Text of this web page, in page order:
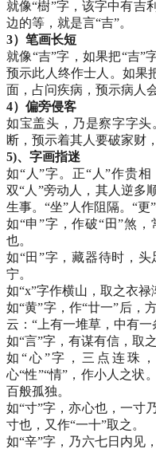
就像“樹”字，该字中有吉
边的等，就是言“吉”。
3）笔画长短
就像“吉”字，如果把“吉”
预示此人终作士人。如果
面，占问疾病，预示病人
4）偏旁侵客
如宝盖头，乃是察字字
断，预示着其人要破家财
5)、字画指迷
如“人”字。正“人”作贵相
双“人”旁动人，其人逆多
生事。“坐”人作阻隔。“更
如“申”字，作破“田”煞
也。
如“田”字，藏器待时，
宁。
如“x”字作横山，取之衣禄
如“黄”字，作“廿一”后，
云：“上有一堆草，中有一
如“言”字，有谋有信，取
如“心”字，三点连珠
心“性”“情”，作小人之状
百般孤独。
如“寸”字，亦心也，一寸
寸也，又作“一十”取之。
如“辛”字，乃六七日内见